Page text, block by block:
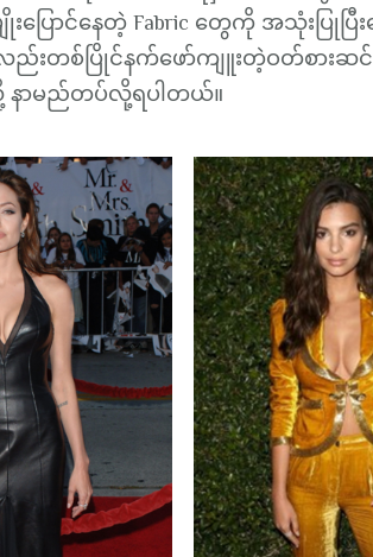
ပြောင်နေတဲ့ Fabric တွေကို အသုံးပြုပ
လည်းတစ်ပြိုင်နက်ဖော်ကျူးတဲ့ဝတ်စား
လို့ နာမည်တပ်လို့ရပါတယ်။